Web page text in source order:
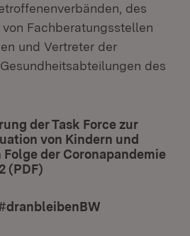
des
Fachberatungsstellen
und Vertreter der
des
der Task Force zur
von Kindern und
der Coronapandemie
(PDF)